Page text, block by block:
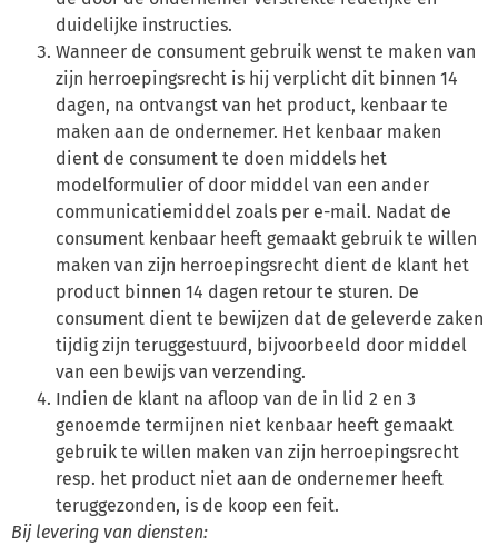
duidelijke instructies.
Wanneer de consument gebruik wenst te maken van
zijn herroepingsrecht is hij verplicht dit binnen 14
dagen, na ontvangst van het product, kenbaar te
maken aan de ondernemer. Het kenbaar maken
dient de consument te doen middels het
modelformulier of door middel van een ander
communicatiemiddel zoals per e-mail. Nadat de
consument kenbaar heeft gemaakt gebruik te willen
maken van zijn herroepingsrecht dient de klant het
product binnen 14 dagen retour te sturen. De
consument dient te bewijzen dat de geleverde zaken
tijdig zijn teruggestuurd, bijvoorbeeld door middel
van een bewijs van verzending.
Indien de klant na afloop van de in lid 2 en 3
genoemde termijnen niet kenbaar heeft gemaakt
gebruik te willen maken van zijn herroepingsrecht
resp. het product niet aan de ondernemer heeft
teruggezonden, is de koop een feit.
Bij levering van diensten: